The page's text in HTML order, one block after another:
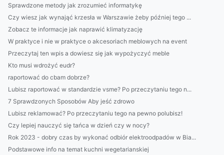
Sprawdzone metody jak zrozumieć informatykę
Czy wiesz jak wynająć krzesła w Warszawie żeby później tego ...
Zobacz te informacje jak naprawić klimatyzację
W praktyce i nie w praktyce o akcesoriach meblowych na event
Przeczytaj ten wpis a dowiesz się jak wypożyczyć meble
Kto musi wdrożyć eudr?
raportować do cbam dobrze?
Lubisz raportować w standardzie vsme? Po przeczytaniu tego n...
7 Sprawdzonych Sposobów Aby jeść zdrowo
Lubisz reklamować? Po przeczytaniu tego na pewno polubisz!
Czy lepiej nauczyć się tańca w dzień czy w nocy?
Rok 2023 - dobry czas by wykonać odbiór elektroodpadów w Bia...
Podstawowe info na temat kuchni wegetarianskiej